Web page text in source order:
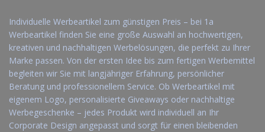
Individuelle Werbeartikel zum günstigen Preis – bei 1a
Werbeartikel finden Sie eine große Auswahl an hochwertigen,
kreativen und nachhaltigen Werbelösungen, die perfekt zu Ihrer
Marke passen. Von der ersten Idee bis zum fertigen Werbemittel
begleiten wir Sie mit langjähriger Erfahrung, persönlicher
Beratung und professionellem Service. Ob Werbeartikel mit
eigenem Logo, personalisierte Giveaways oder nachhaltige
Werbegeschenke – jedes Produkt wird individuell an Ihr
Corporate Design angepasst und sorgt für einen bleibenden